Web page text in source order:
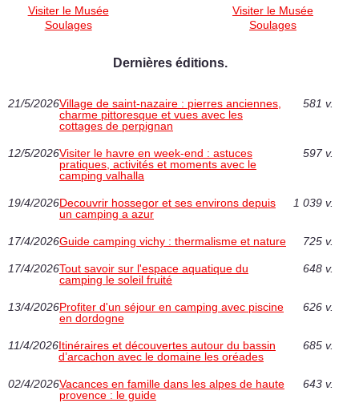
Visiter le Musée
Soulages
Visiter le Musée
Soulages
Dernières éditions.
21/5/2026Village de saint-nazaire : pierres anciennes,
charme pittoresque et vues avec les
cottages de perpignan
581 v.
12/5/2026Visiter le havre en week-end : astuces
pratiques, activités et moments avec le
camping valhalla
597 v.
19/4/2026Decouvrir hossegor et ses environs depuis
un camping a azur
1 039 v.
17/4/2026Guide camping vichy : thermalisme et nature 725 v.
17/4/2026Tout savoir sur l'espace aquatique du
camping le soleil fruité
648 v.
13/4/2026Profiter d'un séjour en camping avec piscine
en dordogne
626 v.
11/4/2026Itinéraires et découvertes autour du bassin
d’arcachon avec le domaine les oréades
685 v.
02/4/2026Vacances en famille dans les alpes de haute
provence : le guide
643 v.